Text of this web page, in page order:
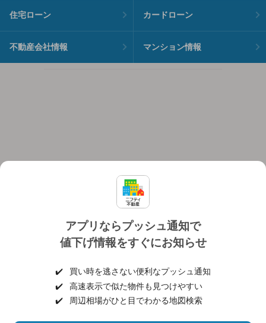
アプリならプッシュ通知で
値下げ情報をすぐにお知らせ
✔️
買い時を逃さない便利なプッシュ通知
✔️
高速表示で似た物件も見つけやすい
✔️
周辺相場がひと目でわかる地図検索
住宅ローン カードローン
不動産会社情報 マンション情報
個人情報保護ポリシー 利用規約
ヘルプ・お問い合わせ 採用情報